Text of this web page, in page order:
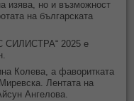
изява, но и възможност
на българската
СИЛИСТРА“ 2025 е
Колева, а фаворитката
Лентата на
Ангелова.